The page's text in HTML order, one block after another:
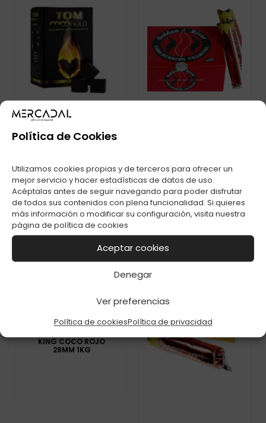
Política de Cookies
Utilizamos cookies propias y de terceros para ofrecer un
mejor servicio y hacer estadísticas de datos de uso.
Acéptalas antes de seguir navegando para poder disfrutar
de todos sus contenidos con plena funcionalidad. Si quieres
más información o modificar su configuración, visita nuestra
página de política de cookies
Aceptar cookies
Denegar
Ver preferencias
Política de cookiesPolítica de privacidad
TOM COCO GOLD
1KG
CARBON GOLDEN
RIVER 33MM C-10
KING COCO ROJO
28MM 1KG